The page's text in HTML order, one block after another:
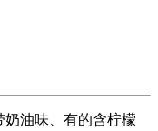
油味、有的含柠檬